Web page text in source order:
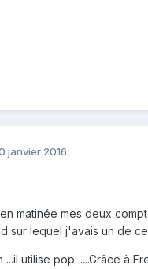
janvier 2016
matinée mes deux
sur lequel j'avais un de
...il utilise pop. ....Grâce à